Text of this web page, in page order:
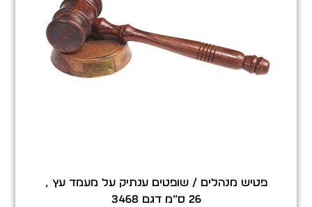
פטיש מנהלים / שופטים ענתיק על מעמד עץ ,
26 ס”מ דגם 3468